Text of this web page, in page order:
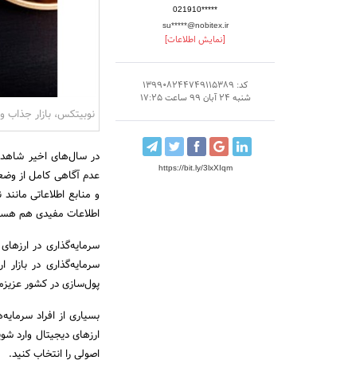
021910*****
su*****@nobitex.ir
[نمایش اطلاعات]
کد: 139908244749115389
شنبه 24 آبان 99 ساعت 17:25
https://bit.ly/3lxXIqm
نوبیتکس، بازار جذاب
در سال‌های اخیر شاهد
عدم آگاهی کامل از
و منابع اطلاعاتی
اطلاعات مفیدی هم
سرمایه‌گذاری در
سرمایه‌گذاری در
پول‌سازی در کشور
بسیاری از افراد
ارزهای دیجیتال وارد
اصولی را انتخاب کنید.